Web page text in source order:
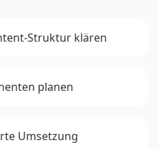
Struktur klären
planen
Umsetzung